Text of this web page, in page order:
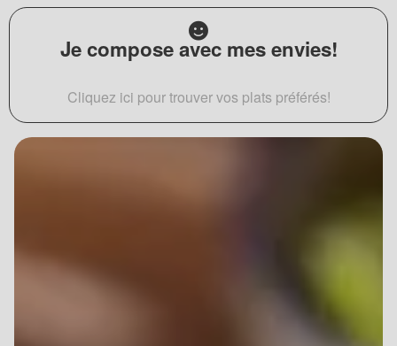
Je compose avec mes envies!
Cliquez ici pour trouver vos plats préférés!